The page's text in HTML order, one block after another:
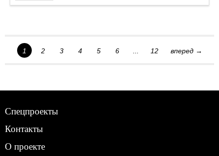
1 2 3 4 5 6 12 вперед →
Спецпроекты
Контакты
О проекте